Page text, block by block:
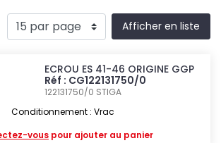
Afficher en liste
ECROU ES 41-46 ORIGINE GGP
Réf : CG122131750/0
122131750/0 STIGA
Conditionnement : Vrac
vous pour ajouter au panier